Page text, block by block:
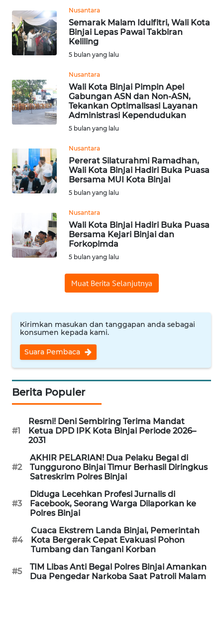
Nusantara
Semarak Malam Idulfitri, Wali Kota
Binjai Lepas Pawai Takbiran
Keliling
5 bulan yang lalu
Nusantara
Wali Kota Binjai Pimpin Apel
Gabungan ASN dan Non-ASN,
Tekankan Optimalisasi Layanan
Administrasi Kependudukan
5 bulan yang lalu
Nusantara
Pererat Silaturahmi Ramadhan,
Wali Kota Binjai Hadiri Buka Puasa
Bersama MUI Kota Binjai
5 bulan yang lalu
Nusantara
Wali Kota Binjai Hadiri Buka Puasa
Bersama Kejari Binjai dan
Forkopimda
5 bulan yang lalu
Muat Berita Selanjutnya
Kirimkan masukan dan tanggapan anda sebagai
konsumen kepada kami.
Suara Pembaca
Berita Populer
#1
Resmi! Deni Sembiring Terima Mandat
Ketua DPD IPK Kota Binjai Periode 2026–
2031
#2
AKHIR PELARIAN! Dua Pelaku Begal di
Tunggurono Binjai Timur Berhasil Diringkus
Satreskrim Polres Binjai
#3
Diduga Lecehkan Profesi Jurnalis di
Facebook, Seorang Warga Dilaporkan ke
Polres Binjai
#4
Cuaca Ekstrem Landa Binjai, Pemerintah
Kota Bergerak Cepat Evakuasi Pohon
Tumbang dan Tangani Korban
#5
TIM Libas Anti Begal Polres Binjai Amankan
Dua Pengedar Narkoba Saat Patroli Malam
WN
TANGERANG
BINJAI
WN
CIREBON
INDRAMAYU
WN
KUNINGAN
MAJALENGKA
WN
WN
PURWAKARTA
TIMUR
SEMARANG
SOLO
BOROBUDUR
MADURA
SURABAYA